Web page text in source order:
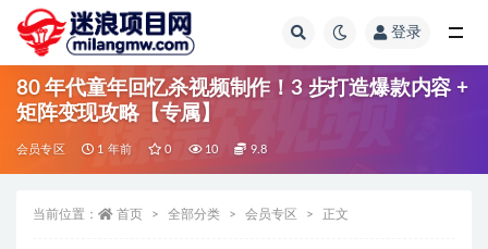
登录
80 年代童年回忆杀视频制作！3 步打造爆款内容 +
矩阵变现攻略【专属】
会员专区 1 年前 0 10 9.8
当前位置： 首页 全部分类 会员专区 正文
全部